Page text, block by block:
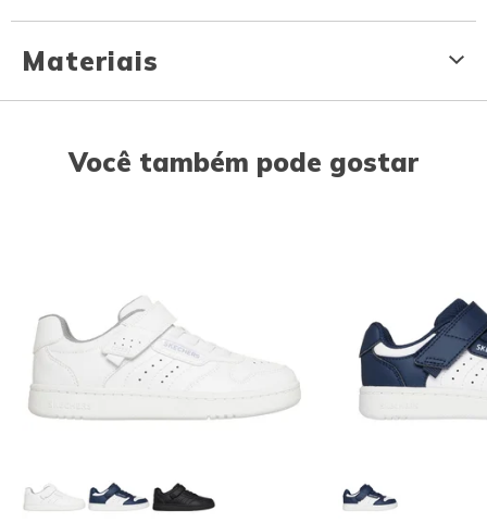
Materiais
Você também pode gostar